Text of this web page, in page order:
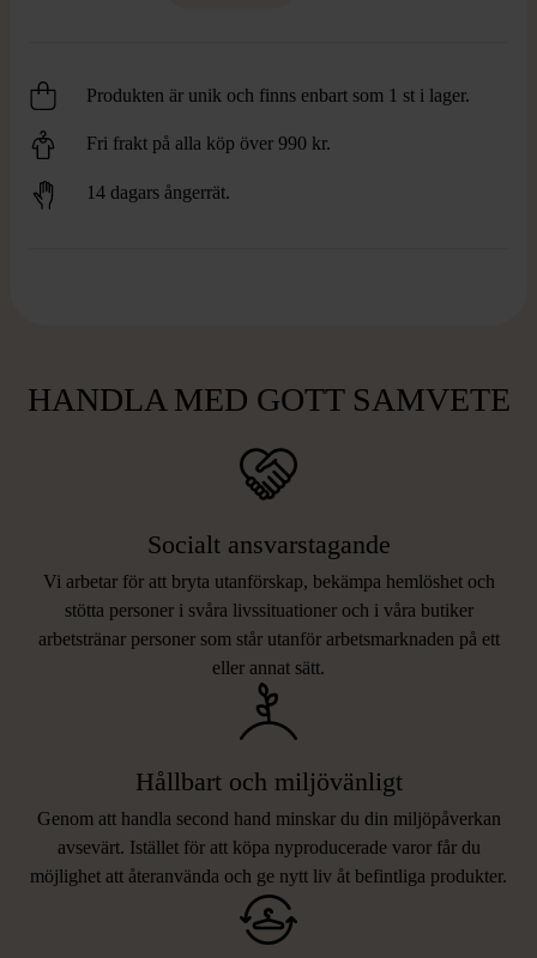
Produkten är unik och finns enbart som 1 st i lager.
Fri frakt på alla köp över 990 kr.
14 dagars ångerrät.
HANDLA MED GOTT SAMVETE
Socialt ansvarstagande
Vi arbetar för att bryta utanförskap, bekämpa hemlöshet och
stötta personer i svåra livssituationer och i våra butiker
arbetstränar personer som står utanför arbetsmarknaden på ett
eller annat sätt.
Hållbart och miljövänligt
Genom att handla second hand minskar du din miljöpåverkan
avsevärt. Istället för att köpa nyproducerade varor får du
möjlighet att återanvända och ge nytt liv åt befintliga produkter.